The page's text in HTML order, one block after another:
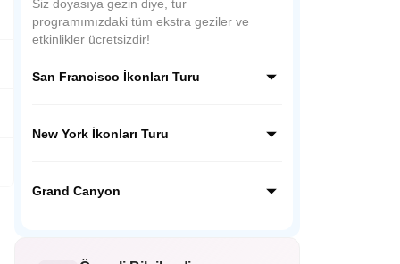
Siz doyasıya gezin diye, tur
programımızdaki tüm ekstra geziler ve
etkinlikler ücretsizdir!
San Francisco İkonları Turu
turda keşfedin! Tekneyle Alcatraz
sizi bekliyor. Unutulmaz bir gün!
New York İkonları Turu
Anıtı'ndan Brooklyn Köprüsü'ne, New
Grand Canyon